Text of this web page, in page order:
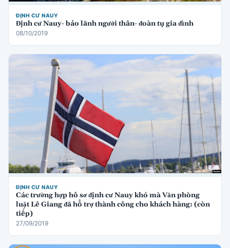
ĐỊNH CƯ NAUY
Định cư Nauy- bảo lãnh người thân- đoàn tụ gia đình
08/10/2019
ĐỊNH CƯ NAUY
Các trường hợp hồ sơ định cư Nauy khó mà Văn phòng
luật Lê Giang đã hỗ trợ thành công cho khách hàng: (còn
tiếp)
27/09/2019